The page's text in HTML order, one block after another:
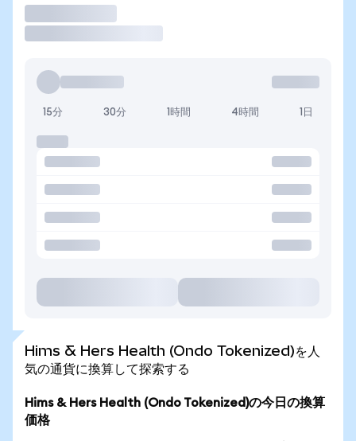
15分 30分 1時間 4時間 1日
Hims & Hers Health (Ondo Tokenized)を人
気の通貨に換算して探索する
Hims & Hers Health (Ondo Tokenized)の今日の換算
価格